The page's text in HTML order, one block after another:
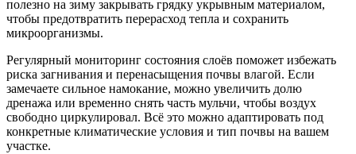
полезно на зиму закрывать грядку укрывным материалом,
чтобы предотвратить перерасход тепла и сохранить
микроорганизмы.
Регулярный мониторинг состояния слоёв поможет избежать
риска загнивания и перенасыщения почвы влагой. Если
замечаете сильное намокание, можно увеличить долю
дренажа или временно снять часть мульчи, чтобы воздух
свободно циркулировал. Всё это можно адаптировать под
конкретные климатические условия и тип почвы на вашем
участке.